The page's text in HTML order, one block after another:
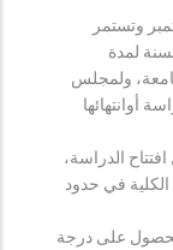
وتستمر
لمدة
ولمجلس
أوانتهائها
الدراسة،
في حدود
للحصول على درجة